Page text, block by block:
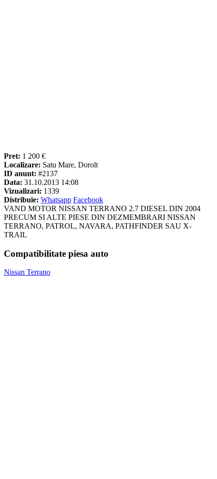
Pret: 1 200 €
Localizare: Satu Mare, Dorolt
ID anunt: #2137
Data: 31.10.2013 14:08
Vizualizari: 1339
Distribuie: Whatsapp Facebook
VAND MOTOR NISSAN TERRANO 2.7 DIESEL DIN 2004
PRECUM SI ALTE PIESE DIN DEZMEMBRARI NISSAN
TERRANO, PATROL, NAVARA, PATHFINDER SAU X-
TRAIL
Compatibilitate piesa auto
Nissan Terrano